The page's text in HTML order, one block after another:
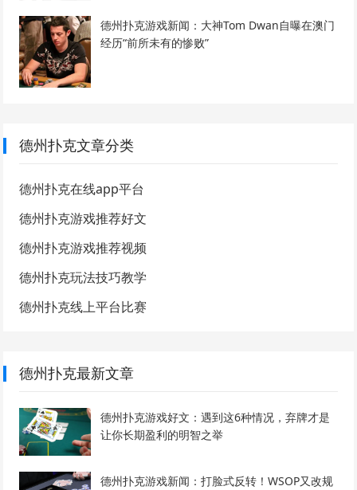
德州扑克游戏新闻：大神Tom Dwan自曝在澳门
经历“前所未有的惨败”
德州扑克文章分类
德州扑克在线app平台
德州扑克游戏推荐好文
德州扑克游戏推荐视频
德州扑克玩法技巧教学
德州扑克线上平台比赛
德州扑克最新文章
德州扑克游戏好文：遇到这6种情况，弃牌才是
让你长期盈利的明智之举
德州扑克游戏新闻：打脸式反转！WSOP又改规